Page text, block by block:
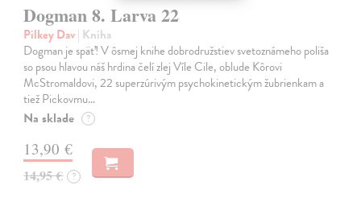
Dogman 8. Larva 22
Pilkey Dav| Kniha
Dogman je späť! V ôsmej knihe dobrodružstiev svetoznámeho poliša
so psou hlavou náš hrdina čelí zlej Víle Cile, oblude Kôrovi
McStromaldovi, 22 superzúrivým psychokinetickým žubrienkam a
tiež Pickovmu…
Na sklade ?
13,90 €
14,95 € ?